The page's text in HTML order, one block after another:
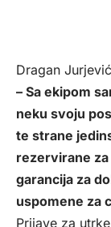
Dragan
– Sa ekipom
neku svoju
te strane
rezervirane
garancija za
uspomene za
Prijave za